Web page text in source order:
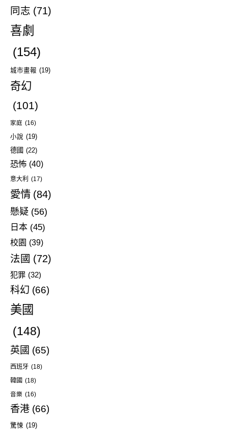
同志 (71)
喜劇
(154)
城市畫報 (19)
奇幻
(101)
家庭 (16)
小說 (19)
德國 (22)
恐怖 (40)
意大利 (17)
愛情 (84)
懸疑 (56)
日本 (45)
校園 (39)
法國 (72)
犯罪 (32)
科幻 (66)
美國
(148)
英國 (65)
西班牙 (18)
韓國 (18)
音樂 (16)
香港 (66)
驚悚 (19)